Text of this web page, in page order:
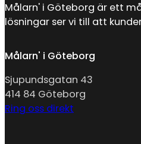
Målarn' i Göteborg är ett
lösningar ser vi till att
Målarn' i Göteborg
Sjupundsgatan 43
414 84 Göteborg
Ring oss direkt